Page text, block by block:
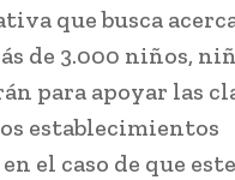
que busca
de 3.000 niños,
para apoyar las
establecimientos
el caso de que este